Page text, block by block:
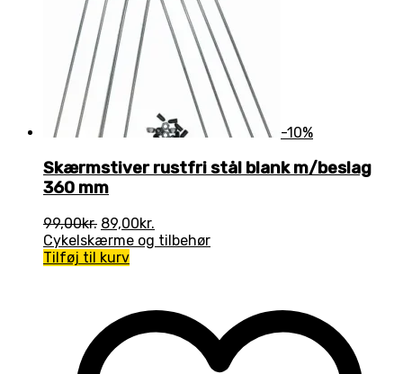
-10%
Skærmstiver rustfri stål blank m/beslag
360 mm
99,00kr. Den
oprindelige
pris
89,00kr.
aktuelle
Cykelskærme og tilbehør
Tilføj til kurv